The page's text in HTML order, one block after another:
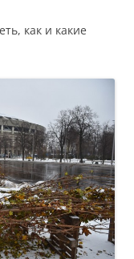
как и какие